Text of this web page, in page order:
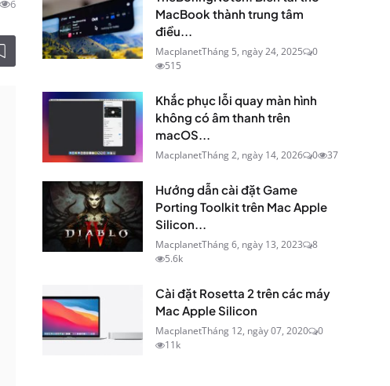
6
MacBook thành trung tâm
điều...
MacplanetTháng 5, ngày 24, 2025
0
515
Khắc phục lỗi quay màn hình
không có âm thanh trên
macOS...
MacplanetTháng 2, ngày 14, 2026 0 37
Hướng dẫn cài đặt Game
Porting Toolkit trên Mac Apple
Silicon...
MacplanetTháng 6, ngày 13, 2023
8
5.6k
Cài đặt Rosetta 2 trên các máy
Mac Apple Silicon
MacplanetTháng 12, ngày 07, 2020
0
11k